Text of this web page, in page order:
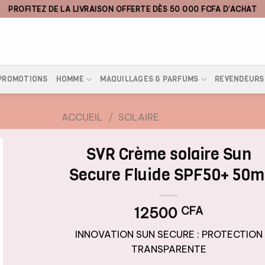
PROFITEZ DE LA LIVRAISON OFFERTE DÈS 50 000 FCFA D’ACHAT
HOMME MAQUILLAGES & PARFUMS REVENDEURS
ACCUEIL / SOLAIRE
SVR Crème solaire Sun
Secure Fluide SPF50+
12500 CFA
INNOVATION SUN SECURE : PROTECTION
TRANSPARENTE